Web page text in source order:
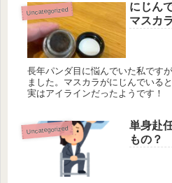
Uncategorized
にじん
マスカ
長年パンダ目に悩んでいた私です
ました。マスカラがにじんでいる
実はアイラインだったようです！
Uncategorized
単身赴
もの？